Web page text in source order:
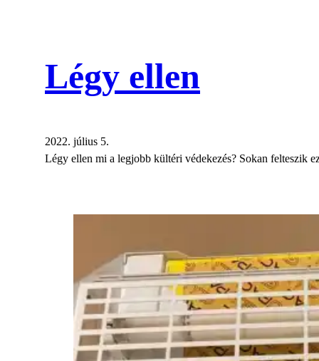
Légy ellen
2022. július 5.
Légy ellen mi a legjobb kültéri védekezés? Sokan felteszik